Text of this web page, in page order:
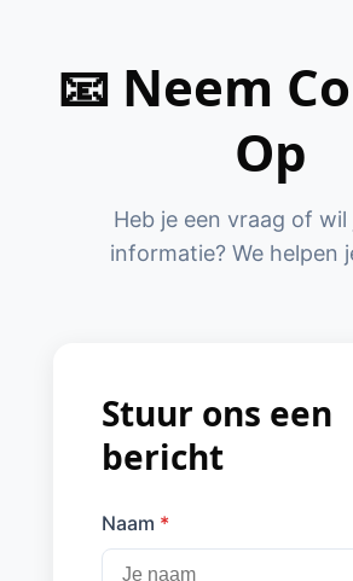
📧 Neem
Op
Heb je een vraag of wil
informatie? We helpen
Stuur ons een
bericht
Naam *